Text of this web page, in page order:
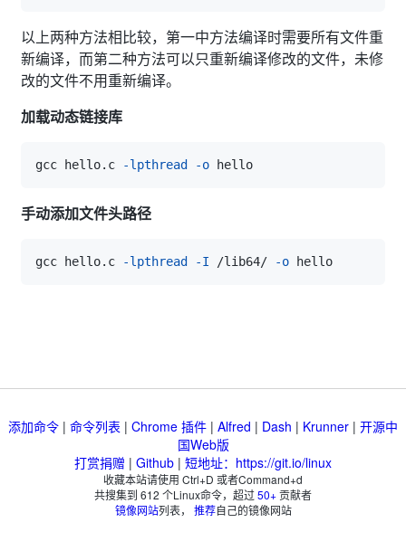
以上两种方法相比较，第一中方法编译时需要所有文件重
新编译，而第二种方法可以只重新编译修改的文件，未修
改的文件不用重新编译。
加载动态链接库
gcc hello.c -lpthread -o
手动添加文件头路径
gcc hello.c -lpthread -I /lib64/ -o
添加命令 | 命令列表 | Chrome 插件 | Alfred | Dash | Krunner | 开源中
国Web版
打赏捐赠 | Github | 短地址：https://git.io/linux
收藏本站请使用 Ctrl+D 或者Command+d
共搜集到 612 个Linux命令，超过50+贡献者
镜像网站列表， 推荐自己的镜像网站